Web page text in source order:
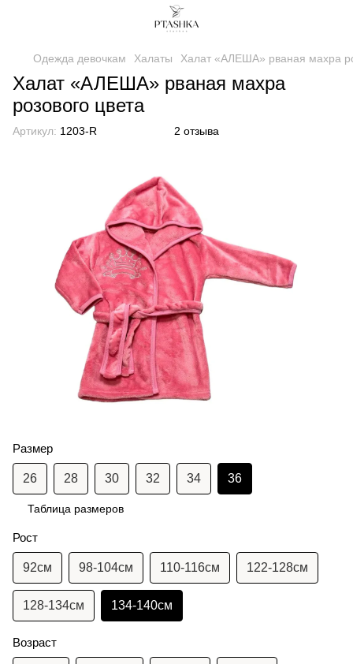
Одежда девочкам Халаты Халат «АЛЕША» рваная махра
Халат «АЛЕША» рваная махра
розового цвета
Артикул: 1203-R 2 отзыва
Размер
26 28 30 32 34 36
Таблица размеров
Рост
92см 98-104см 110-116см 122-128см
128-134см 134-140см
Возраст